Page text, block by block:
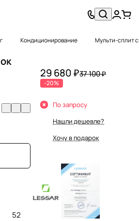
Кондиционирование Мульти-сплит
52
29 680 ₽37 100 ₽
-20%
По запросу
Нашли дешевле?
Хочу в подарок